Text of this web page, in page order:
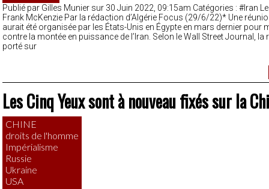
Publié par Gilles Munier sur 30 Juin 2022, 09:15am Catégories : #Iran
Frank McKenzie Par la rédaction d’Algérie Focus (29/6/22)* Une
aurait été organisée par les États-Unis en Égypte en mars dernier pour
contre la montée en puissance de l’Iran. Selon le Wall Street Journal, la
porté sur
Les Cinq Yeux sont à nouveau fixés sur la
CHINE
droits de l'homme
Impérialisme
Russie
Ukraine
USA